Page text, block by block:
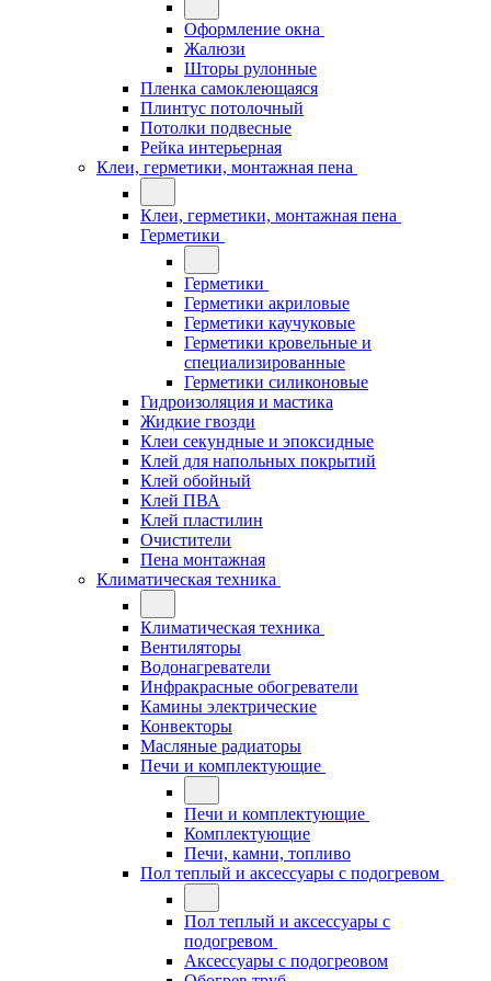
Оформление окна
Жалюзи
Шторы рулонные
Пленка самоклеющаяся
Плинтус потолочный
Потолки подвесные
Рейка интерьерная
Клеи, герметики, монтажная пена
Клеи, герметики, монтажная пена
Герметики
Герметики
Герметики акриловые
Герметики каучуковые
Герметики кровельные и
специализированные
Герметики силиконовые
Гидроизоляция и мастика
Жидкие гвозди
Клеи секундные и эпоксидные
Клей для напольных покрытий
Клей обойный
Клей ПВА
Клей пластилин
Очистители
Пена монтажная
Климатическая техника
Климатическая техника
Вентиляторы
Водонагреватели
Инфракрасные обогреватели
Камины электрические
Конвекторы
Масляные радиаторы
Печи и комплектующие
Печи и комплектующие
Комплектующие
Печи, камни, топливо
Пол теплый и аксессуары с подогревом
Пол теплый и аксессуары с
подогревом
Аксессуары с подогреовом